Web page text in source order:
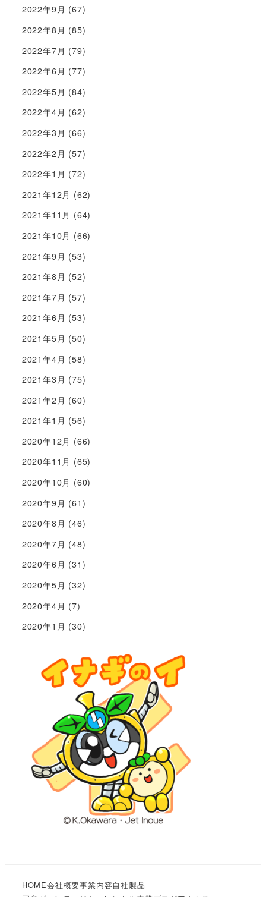
2022年9月 (67)
2022年8月 (85)
2022年7月 (79)
2022年6月 (77)
2022年5月 (84)
2022年4月 (62)
2022年3月 (66)
2022年2月 (57)
2022年1月 (72)
2021年12月 (62)
2021年11月 (64)
2021年10月 (66)
2021年9月 (53)
2021年8月 (52)
2021年7月 (57)
2021年6月 (53)
2021年5月 (50)
2021年4月 (58)
2021年3月 (75)
2021年2月 (60)
2021年1月 (56)
2020年12月 (66)
2020年11月 (65)
2020年10月 (60)
2020年9月 (61)
2020年8月 (46)
2020年7月 (48)
2020年6月 (31)
2020年5月 (32)
2020年4月 (7)
2020年1月 (30)
HOME会社概要事業内容自社製品